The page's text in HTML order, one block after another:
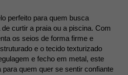
perfeito para quem busca
curtir a praia ou a piscina. Com
os seios de forma firme e
e o tecido texturizado
e fecho em metal, este
para quem quer se sentir confiante